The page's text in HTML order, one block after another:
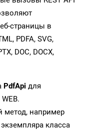
страницы в
PDFA, SVG,
DOC, DOCX,
PdfApi для
метод, например
экземпляра класса